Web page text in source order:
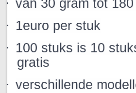
· van 30 gram tot
· 1euro per stuk
· 100 stuks is 10
gratis
· verschillende